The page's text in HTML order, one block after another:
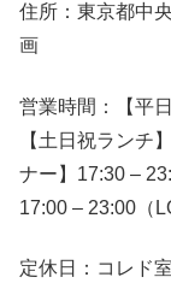
住所：東京都中
画
営業時間：【平
【土日祝ランチ
ナー】17:30 –
17:00 – 23:00（
定休日：コレド